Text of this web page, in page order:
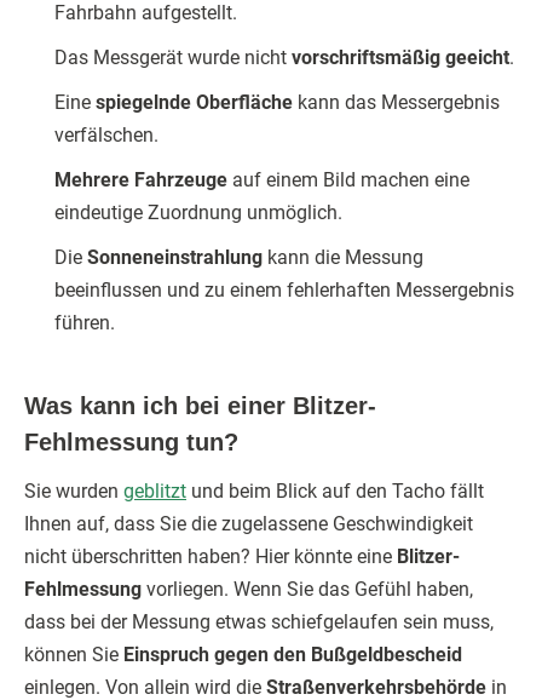
Fahrbahn aufgestellt.
Das Messgerät wurde nicht vorschriftsmäßig geeicht.
Eine spiegelnde Oberfläche kann das Messergebnis
verfälschen.
Mehrere Fahrzeuge auf einem Bild machen eine
eindeutige Zuordnung unmöglich.
Die Sonneneinstrahlung kann die Messung
beeinflussen und zu einem fehlerhaften Messergebnis
führen.
Was kann ich bei einer Blitzer-
Fehlmessung tun?
Sie wurden geblitzt und beim Blick auf den Tacho fällt
Ihnen auf, dass Sie die zugelassene Geschwindigkeit
nicht überschritten haben? Hier könnte eine Blitzer-
Fehlmessung vorliegen. Wenn Sie das Gefühl haben,
dass bei der Messung etwas schiefgelaufen sein muss,
können Sie Einspruch gegen den Bußgeldbescheid
einlegen. Von allein wird die Straßenverkehrsbehörde in